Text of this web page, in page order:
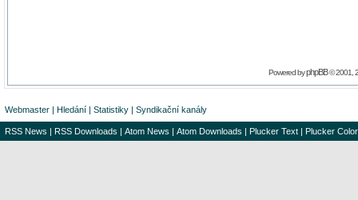
Powered byphpBB© 2001,
Webmaster | Hledání | Statistiky | Syndikační kanály
RSS News | RSS Downloads | Atom News | Atom Downloads | Plucker Text | Plucker Color